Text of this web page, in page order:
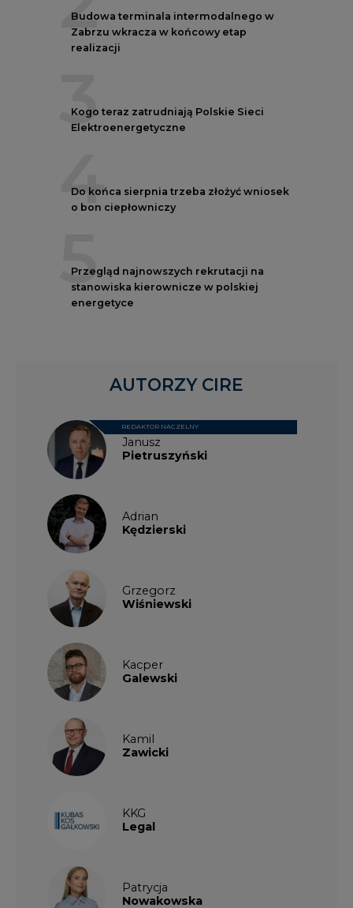
3
Kogo teraz zatrudniają Polskie Sieci
4
Do końca sierpnia trzeba złożyć wniosek
5
Przegląd najnowszych rekrutacji na
Janusz
Pietruszyński
Adrian
Kędzierski
Grzegorz
Wiśniewski
Kacper
Kamil
KKG
Patrycja
Nowakowska
Patrycja